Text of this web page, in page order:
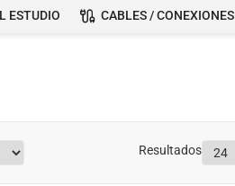
ESTUDIO CABLES / CONEXIONES
Resultados